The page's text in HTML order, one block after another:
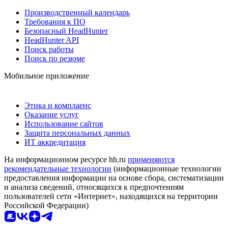
Производственный календарь
Требования к ПО
Безопасный HeadHunter
HeadHunter API
Поиск работы
Поиск по резюме
Мобильное приложение
Этика и комплаенс
Оказание услуг
Использование сайтов
Защита персональных данных
ИТ аккредитация
На информационном ресурсе hh.ru применяются
рекомендательные технологии (информационные технологии
предоставления информации на основе сбора, систематизации
и анализа сведений, относящихся к предпочтениям
пользователей сети «Интернет», находящихся на территории
Российской Федерации)